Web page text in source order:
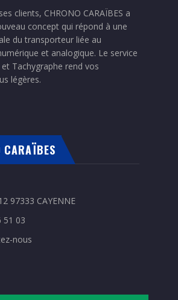
clients, CHRONO CARAÏBES a
concept qui répond à une
du transporteur liée au
et analogique. Le service
Tachygraphe rend vos
légères.
CARAÏBES
97333 CAYENNE
51 03
nous